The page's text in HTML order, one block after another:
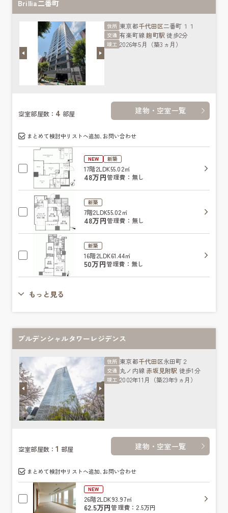
Brillia二番町
住所 東京都千代田区二番町１１
交通 有楽町線麹町駅 徒歩2分
竣工 2026年5月（築3ヵ月）
空室部屋数： 4 部屋 建物・空室一覧
まとめて検討中リストへ追加､お問い合わせ
NEW 新築
17階2LDK55.02㎡
48万円管理費：無し
新築
7階2LDK55.02㎡
48万円管理費：無し
新築
16階2LDK61.44㎡
50万円管理費：無し
もっと見る
プルデンシャルタワーレジデンス
住所 東京都千代田区永田町２
交通 丸ノ内線 赤坂見附駅 徒歩1分
竣工 2002年11月（築23年9ヵ月）
空室部屋数：1 部屋 建物・空室一覧
まとめて検討中リストへ追加､お問い合わせ
NEW
26階2LDK93.97㎡
62.5万円管理費：2.5万円